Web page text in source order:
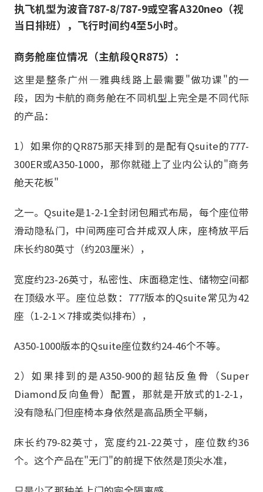
执飞机型为波音787-8/787-9或空客A320neo（视
当日排班），飞行时间约4至5小时。
商务舱座位情况（主航段QR875）：
这里是整条广州—雅典线路上最需要"做功课"的一
段，因为卡航的商务舱在不同机型上完全是不同代际
的产品：
1）如果你的QR875那天排到的是配有Qsuite的777-
300ER或A350-1000，那你就碰上了业内公认的"商务
舱天花板"
之一。Qsuite是1-2-1全封闭包厢式布局，每个座位带
滑动隐私门，中间两座可合并成双人床，座椅放平后
床长约80英寸（约203厘米），
宽度约23-26英寸，私密性、床面稳定性、储物空间都
在顶级水平。座位总数：777版本的Qsuite常见为42
座（1-2-1×7排或类似排布），
A350-1000版本的Qsuite座位数约24-46个不等。
2）如果排到的是A350-900的超钻反鱼骨（Super
Diamond反向鱼骨）配置，那就是开放式的1-2-1，
没有隐私门但座椅本身依然是高品质全平躺，
床长约79-82英寸，宽度约21-22英寸，座位数约36
个。这个产品在"无门"的前提下依然是顶尖水准，